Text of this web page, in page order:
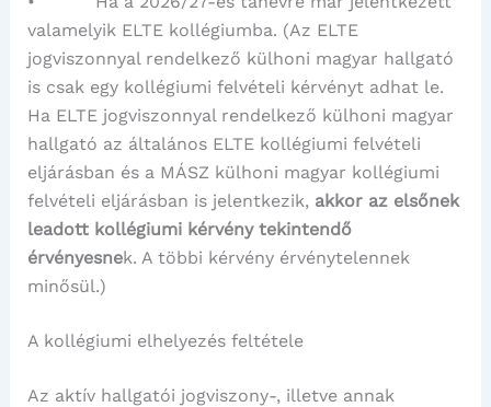
valamelyik ELTE kollégiumba. (Az ELTE
jogviszonnyal rendelkező külhoni magyar hallgató
is csak egy kollégiumi felvételi kérvényt adhat le.
Ha ELTE jogviszonnyal rendelkező külhoni magyar
hallgató az általános ELTE kollégiumi felvételi
eljárásban és a MÁSZ külhoni magyar kollégiumi
felvételi eljárásban is jelentkezik, akkor az elsőnek
leadott kollégiumi kérvény tekintendő
érvényesnek. A többi kérvény érvénytelennek
minősül.)
A kollégiumi elhelyezés feltétele
Az aktív hallgatói jogviszony-, illetve annak